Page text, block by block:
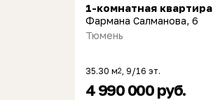
1-комнатная квартира
Фармана Салманова, 6
Тюмень
35.30 м2 , 9/16 эт.
4 990 000 руб.